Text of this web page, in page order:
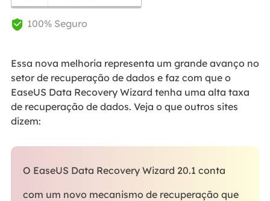
 100% Seguro
Essa nova melhoria representa um grande avanço no
setor de recuperação de dados e faz com que o
EaseUS Data Recovery Wizard tenha uma alta taxa
de recuperação de dados. Veja o que outros sites
dizem:
O EaseUS Data Recovery Wizard 20.1 conta
com um novo mecanismo de recuperação que